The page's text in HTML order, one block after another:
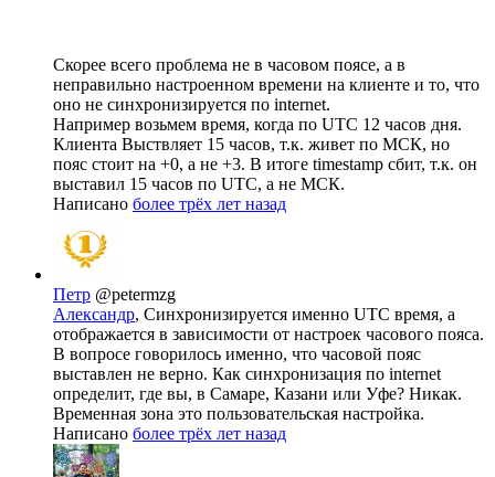
Скорее всего проблема не в часовом поясе, а в
неправильно настроенном времени на клиенте и то, что
оно не синхронизируется по internet.
Например возьмем время, когда по UTC 12 часов дня.
Клиента Выствляет 15 часов, т.к. живет по МСК, но
пояс стоит на +0, а не +3. В итоге timestamp сбит, т.к. он
выставил 15 часов по UTC, а не МСК.
Написано более трёх лет назад
Петр @petermzg
Александр, Синхронизируется именно UTC время, а
отображается в зависимости от настроек часового пояса.
В вопросе говорилось именно, что часовой пояс
выставлен не верно. Как синхронизация по internet
определит, где вы, в Самаре, Казани или Уфе? Никак.
Временная зона это пользовательская настройка.
Написано более трёх лет назад